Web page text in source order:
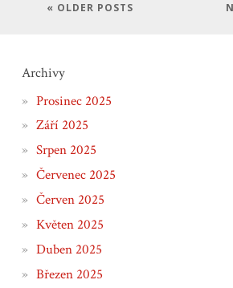
« OLDER POSTS
Archivy
Prosinec 2025
Září 2025
Srpen 2025
Červenec 2025
Červen 2025
Květen 2025
Duben 2025
Březen 2025